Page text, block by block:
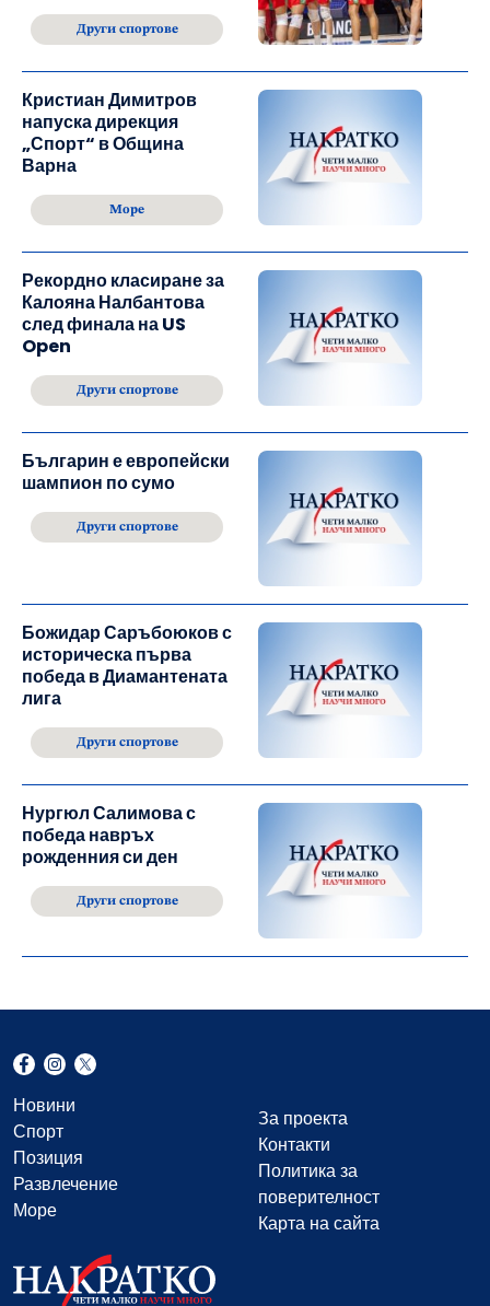
Други спортове
Кристиан Димитров
напуска дирекция
„Спорт“ в Община
Варна
Море
Рекордно класиране за
Калояна Налбантова
след финала на US
Open
Други спортове
Българин е европейски
шампион по сумо
Други спортове
Божидар Саръбоюков с
историческа първа
победа в Диамантената
лига
Други спортове
Нургюл Салимова с
победа навръх
рожденния си ден
Други спортове
Новини
Спорт
Позиция
Развлечение
Море
За проекта
Контакти
Политика за
поверителност
Карта на сайта